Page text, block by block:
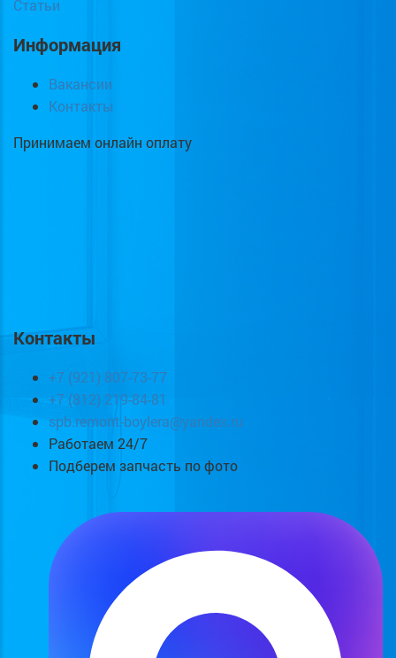
Статьи
Информация
Вакансии
Контакты
Принимаем онлайн оплату
Контакты
+7 (921) 807-73-77
+7 (812) 219-84-81
spb.remont-boylera@yandex.ru
Работаем 24/7
Подберем запчасть по фото